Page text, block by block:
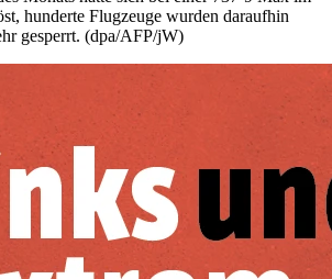
hunderte Flugzeuge wurden daraufhin
gesperrt. (dpa/AFP/jW)